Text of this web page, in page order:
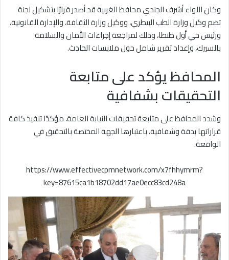
وكان اللواء أشرف الجندي محافظ الغربية قد أصدر قرارًا بتشكيل لجنة
تضم وكيل وزارة الطب البيطري، ووكيل وزارة الثقافة، والإدارة القانونية،
ورئيس حي أول طنطا، وذلك لمراجعة إجراءات الأمان والسلامة
بالسيرك، وإعداد تقرير شامل حول ملابسات الحادث.
المحافظ يؤكد على متابعة
التحقيقات بشفافية
وشدد المحافظ على متابعة تحقيقات النيابة العامة، مؤكدًا تنفيذ كافة
قراراتها بدقة وشفافية، باعتبارها الجهة المختصة بالتحقيق في
الواقعة.
https://www.effectivecpmnetwork.com/x7fhhymrm?
key=87615ca1b18702dd17ae0ecc83cd248a